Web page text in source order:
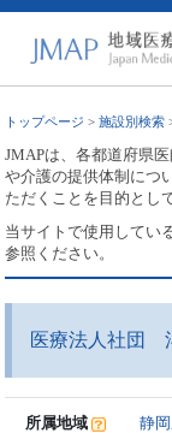
トップページ >施設別検索
JMAPは、各都道府県
や介護の提供体制につ
ただくことを目的とし
当サイトで使用してい
参照ください。
医療法人社団
所属地域 静